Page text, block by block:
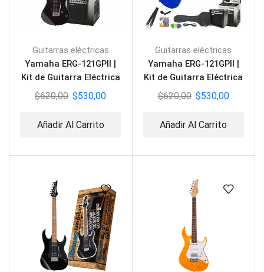
Guitarras eléctricas
Yamaha ERG-121GPII |
Kit de Guitarra Eléctrica
Negra
$620,00 $530,00
Añadir Al Carrito
Guitarras eléctricas
Yamaha ERG-121GPII |
Kit de Guitarra Eléctrica
Azul
$620,00 $530,00
Añadir Al Carrito